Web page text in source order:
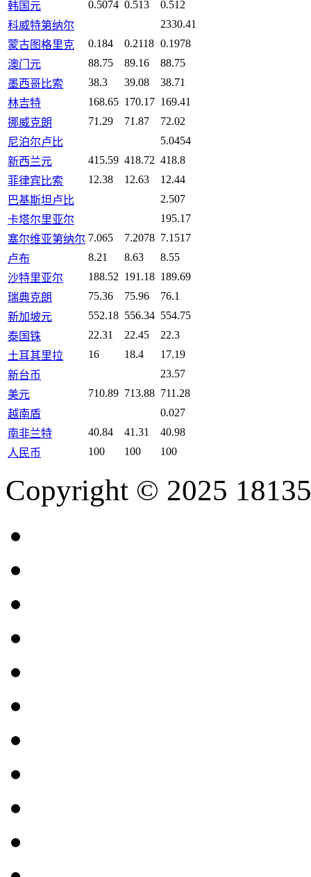
韩国元 0.5074 0.513
0.512
科威特第纳尔
2330.41
蒙古图格里克
0.184 0.2118 0.1978
澳门元
88.75 89.16
88.75
墨西哥比索
38.3 39.08
38.71
林吉特
168.65 170.17 169.41
挪威克朗
71.29 71.87
72.02
尼泊尔卢比
5.0454
新西兰元
415.59 418.72 418.8
菲律宾比索
12.38 12.63
12.44
巴基斯坦卢比
2.507
卡塔尔里亚尔
195.17
塞尔维亚第纳尔 7.065 7.2078 7.1517
卢布
8.21 8.63
8.55
沙特里亚尔
188.52 191.18 189.69
瑞典克朗
75.36 75.96
76.1
新加坡元
552.18 556.34 554.75
泰国铢
22.31 22.45
22.3
土耳其里拉
16 18.4
17.19
新台币
23.57
美元
710.89 713.88 711.28
越南盾
0.027
南非兰特
40.84 41.31
40.98
人民币
100 100 100
Copyright © 2025